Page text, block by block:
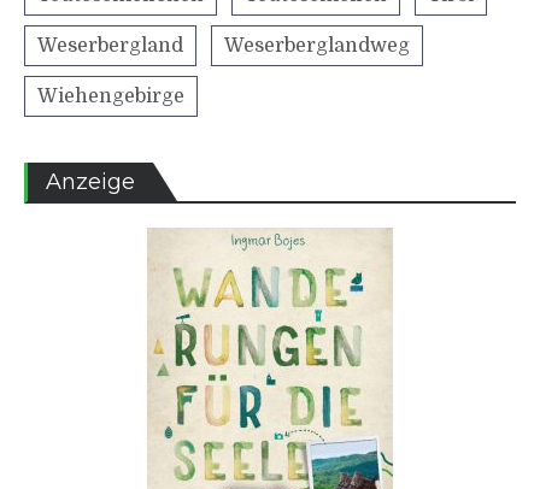
Weserbergland Weserberglandweg
Wiehengebirge
Anzeige